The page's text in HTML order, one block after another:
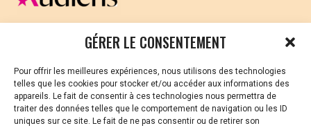
GÉRER LE CONSENTEMENT
Pour offrir les meilleures expériences, nous utilisons des technologies
telles que les cookies pour stocker et/ou accéder aux informations des
appareils. Le fait de consentir à ces technologies nous permettra de
traiter des données telles que le comportement de navigation ou les ID
uniques sur ce site. Le fait de ne pas consentir ou de retirer son
CELLULE D’ÉCOUTE ET DE SOUTIEN PSYCHOLOGIQUE ET
Vous avez été témoin ou vous êtes victime de VSS ? Ou
vous êtes référent·es harcèlement en besoin de soutien
ou d’informations ?